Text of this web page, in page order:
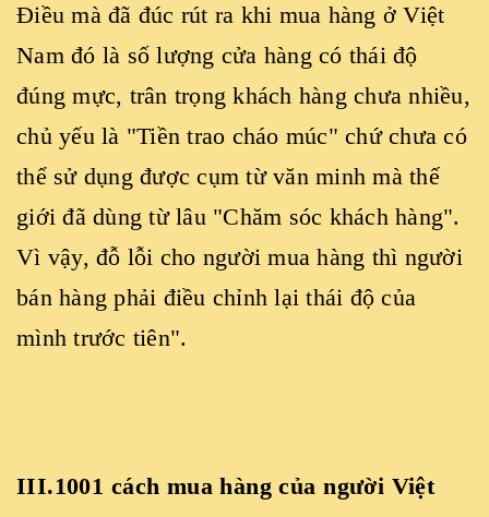
Điều mà đã đúc rút ra khi mua hàng ở Việt
Nam đó là số lượng cửa hàng có thái độ
đúng mực, trân trọng khách hàng chưa nhiều,
chủ yếu là "Tiền trao cháo múc" chứ chưa có
thể sử dụng được cụm từ văn minh mà thế
giới đã dùng từ lâu "Chăm sóc khách hàng".
Vì vậy, đỗ lỗi cho người mua hàng thì người
bán hàng phải điều chỉnh lại thái độ của
mình trước tiên".
III.1001 cách mua hàng của người Việt